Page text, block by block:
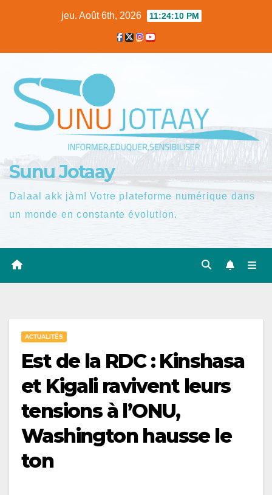
jeu. Août 6th, 2026 11:24:10 PM
Sunu Jotaay
Dalaal akk jàm! Votre plateforme numérique dans
un monde en constante évolution.
ACTUALITÉS
Est de la RDC : Kinshasa
et Kigali ravivent leurs
tensions à l’ONU,
Washington hausse le
ton